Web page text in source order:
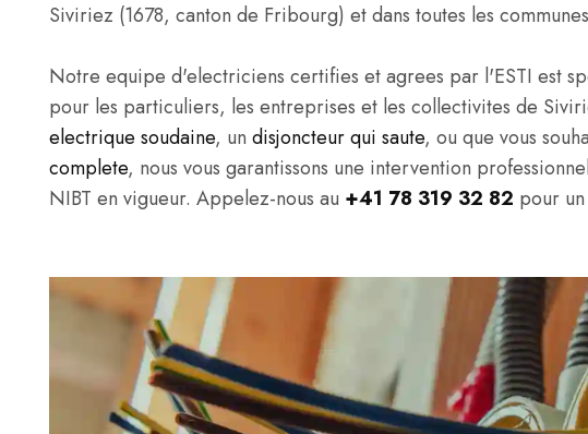
Siviriez (1678, canton de Fribourg) et dans toutes les
Notre equipe d'electriciens certifies et agrees par l'ESTI est
pour les particuliers, les entreprises et les collectivites de
electrique soudaine, un disjoncteur qui saute, ou que vous
complete, nous vous garantissons une intervention
NIBT en vigueur. Appelez-nous au +41 78 319 32 82 pour